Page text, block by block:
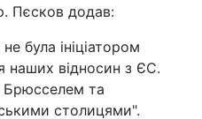
Пєсков додав:
була ініціатором
наших відносин з ЄС.
Брюсселем та
столицями".